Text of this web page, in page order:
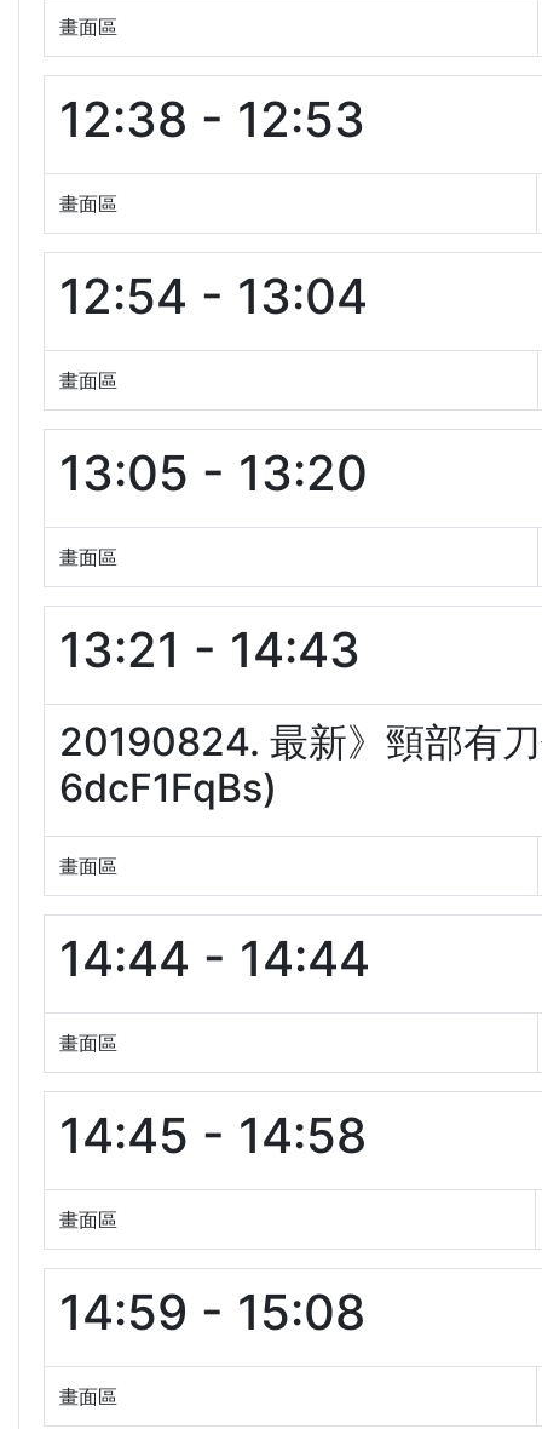
畫面區
12:38 - 12:53
畫面區
12:54 - 13:04
畫面區
13:05 - 13:20
畫面區
13:21 - 14:43
20190824. 最新》頸部有
6dcF1FqBs)
畫面區
14:44 - 14:44
畫面區
14:45 - 14:58
畫面區
14:59 - 15:08
畫面區